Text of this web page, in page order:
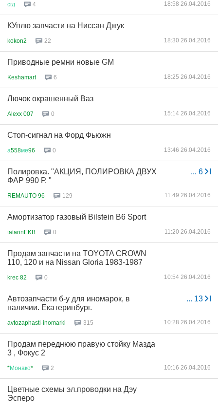
сгд 4 18:58 26.04.2016
КУплю запчасти на Ниссан Джук
kokon2 22 18:30 26.04.2016
Приводные ремни новые GM
Keshamart 6 18:25 26.04.2016
Лючок окрашенный Ваз
Alexx 007 0 15:14 26.04.2016
Стоп-сигнал на Форд Фьюжн
а558ме96 0 13:46 26.04.2016
... 6
Полировка. "АКЦИЯ, ПОЛИРОВКА ДВУХ
ФАР 990 Р. "
REMAUTO 96 129 11:49 26.04.2016
Амортизатор газовый Bilstein B6 Sport
tatarinEKB 0 11:20 26.04.2016
Продам запчасти на TOYOTA CROWN
110, 120 и на Nissan Gloria 1983-1987
krec 82 0 10:54 26.04.2016
... 13
Автозапчасти б-у для иномарок, в
наличии. Екатеринбург.
avtozaphasti-inomarki 315 10:28 26.04.2016
Продам переднюю правую стойку Мазда
3 , Фокус 2
*Монако* 2 10:16 26.04.2016
Цветные схемы эл.проводки на Дэу
Эсперо